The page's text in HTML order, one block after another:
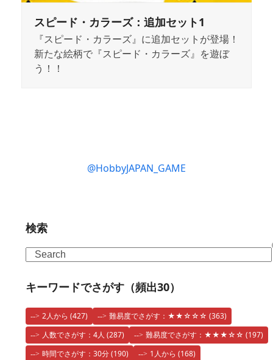
スピード・カラーズ：追加セット1
『スピード・カラーズ』に追加セットが登場！
新たな絵柄で『スピード・カラーズ』を遊ぼ
う！！
@HobbyJAPAN_GAME
検索
Search
キーワードでさがす（頻出30）
2人から (427) 難易度でさがす：★★☆☆☆ (363)
人数でさがす：4人 (287) 難易度でさがす：★★★☆☆ (197)
時間でさがす：30分(190) 1人から (168)